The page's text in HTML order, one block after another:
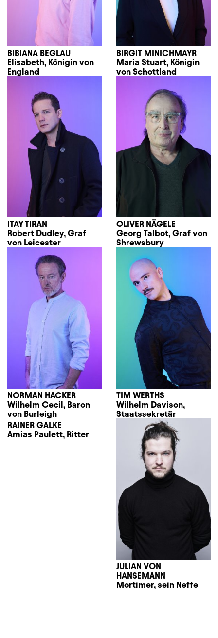
BIBIANA BEGLAU
Elisabeth, Königin von
England
BIRGIT MINICHMAYR
Maria Stuart, Königin
von Schottland
ITAY TIRAN
Robert Dudley, Graf
von Leicester
OLIVER NÄGELE
Georg Talbot, Graf von
Shrewsbury
NORMAN HACKER
Wilhelm Cecil, Baron
von Burleigh
TIM WERTHS
Wilhelm Davison,
Staatssekretär
RAINER GALKE
Amias Paulett, Ritter
JULIAN VON
HANSEMANN
Mortimer, sein Neffe